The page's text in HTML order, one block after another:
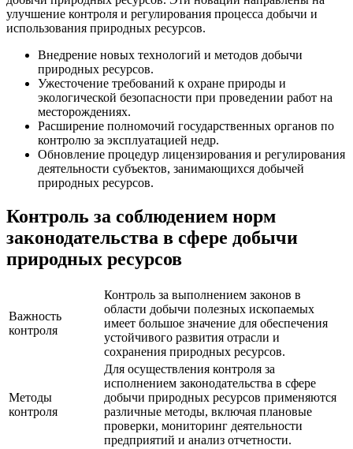
улучшение контроля и регулирования процесса добычи и
использования природных ресурсов.
Внедрение новых технологий и методов добычи
природных ресурсов.
Ужесточение требований к охране природы и
экологической безопасности при проведении работ на
месторождениях.
Расширение полномочий государственных органов по
контролю за эксплуатацией недр.
Обновление процедур лицензирования и регулирования
деятельности субъектов, занимающихся добычей
природных ресурсов.
Контроль за соблюдением норм
законодательства в сфере добычи
природных ресурсов
Важность
контроля
Контроль за выполнением законов в
области добычи полезных ископаемых
имеет большое значение для обеспечения
устойчивого развития отрасли и
сохранения природных ресурсов.
Методы
контроля
Для осуществления контроля за
исполнением законодательства в сфере
добычи природных ресурсов применяются
различные методы, включая плановые
проверки, мониторинг деятельности
предприятий и анализ отчетности.